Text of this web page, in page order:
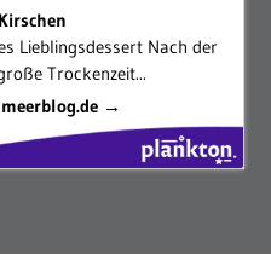
Lieblingsdessert Nach der
Trockenzeit...
→